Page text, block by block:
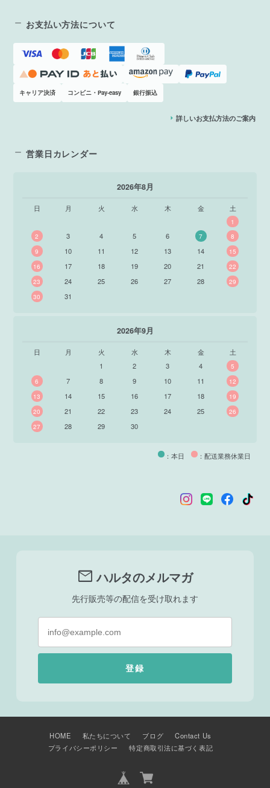
お支払い方法について
キャリア決済 コンビニ・Pay-easy 銀行振込
詳しいお支払方法のご案内
営業日カレンダー
2026年8月
日 月 火 水 木 金 土
1
2
3 4 5 6 7
8
9
10 11 12 13 14
15
16
17 18 19 20 21
22
23
24 25 26 27 28
29
30
31
2026年9月
日 月 火 水 木 金
土
1
2 3 4
5
6
7 8 9 10 11
12
13
14 15 16 17 18
19
20
21 22 23 24 25
26
27
28 29 30
：本日 ：配送業務休業日
mail ハルタのメルマガ
先行販売等の配信を受け取れます
登録
HOME 私たちについて ブログ
Contact Us
プライバシーポリシー
特定商取引法に基づく表記